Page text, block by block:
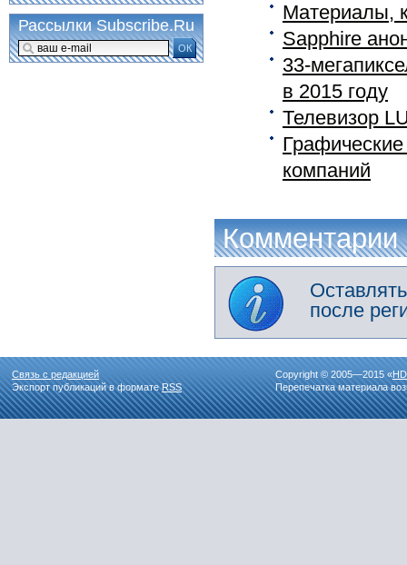
Материалы,
Sapphire
33-
в 2015 году
Телевизор
компаний
Комментарии
после
Рассылки Subscribe.Ru
ОК
Связь с редакцией
Экспорт публикаций в форматеRSS
Copyright © 2005—2015 «
Перепечатка материала